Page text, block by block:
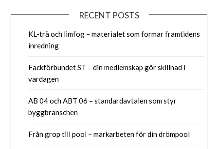
RECENT POSTS
KL-trä och limfog – materialet som formar framtidens
inredning
Fackförbundet ST – din medlemskap gör skillnad i
vardagen
AB 04 och ABT 06 – standardavtalen som styr
byggbranschen
Från grop till pool – markarbeten för din drömpool